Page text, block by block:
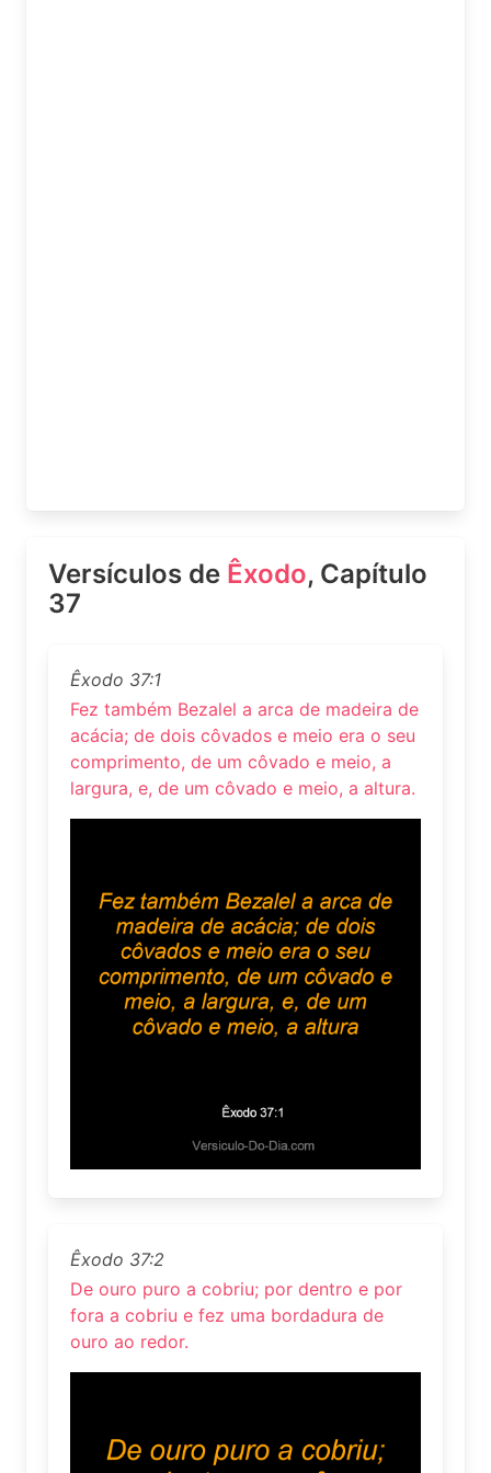
Versículos de Êxodo, Capítulo
37
Êxodo 37:1
Fez também Bezalel a arca de madeira de
acácia; de dois côvados e meio era o seu
comprimento, de um côvado e meio, a
largura, e, de um côvado e meio, a altura.
Êxodo 37:2
De ouro puro a cobriu; por dentro e por
fora a cobriu e fez uma bordadura de
ouro ao redor.